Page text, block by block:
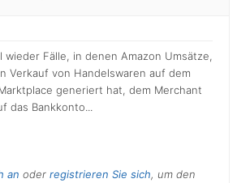
wieder Fälle, in denen Amazon Umsätze,
Verkauf von Handelswaren auf dem
generiert hat, dem Merchant
das Bankkonto...
an oder registrieren Sie sich, um den